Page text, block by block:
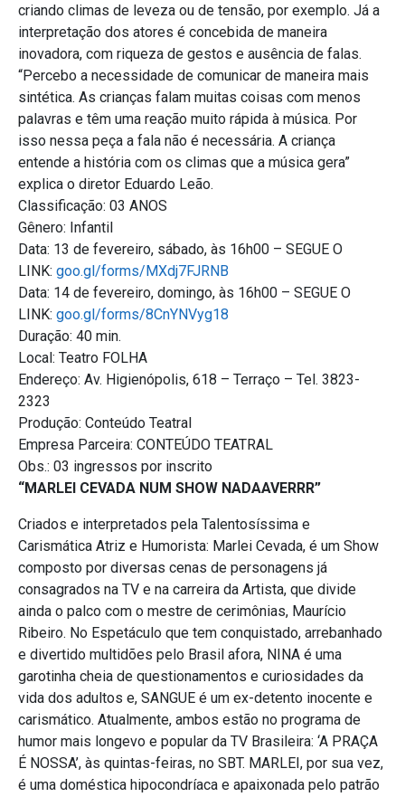
criando climas de leveza ou de tensão, por exemplo. Já a
interpretação dos atores é concebida de maneira
inovadora, com riqueza de gestos e ausência de falas.
“Percebo a necessidade de comunicar de maneira mais
sintética. As crianças falam muitas coisas com menos
palavras e têm uma reação muito rápida à música. Por
isso nessa peça a fala não é necessária. A criança
entende a história com os climas que a música gera”
explica o diretor Eduardo Leão.
Classificação: 03 ANOS
Gênero: Infantil
Data: 13 de fevereiro, sábado, às 16h00 – SEGUE O
LINK: goo.gl/forms/MXdj7FJRNB
Data: 14 de fevereiro, domingo, às 16h00 – SEGUE O
LINK: goo.gl/forms/8CnYNVyg18
Duração: 40 min.
Local: Teatro FOLHA
Endereço: Av. Higienópolis, 618 – Terraço – Tel. 3823-
2323
Produção: Conteúdo Teatral
Empresa Parceira: CONTEÚDO TEATRAL
Obs.: 03 ingressos por inscrito
“MARLEI CEVADA NUM SHOW NADAAVERRR”
Criados e interpretados pela Talentosíssima e
Carismática Atriz e Humorista: Marlei Cevada, é um Show
composto por diversas cenas de personagens já
consagrados na TV e na carreira da Artista, que divide
ainda o palco com o mestre de cerimônias, Maurício
Ribeiro. No Espetáculo que tem conquistado, arrebanhado
e divertido multidões pelo Brasil afora, NINA é uma
garotinha cheia de questionamentos e curiosidades da
vida dos adultos e, SANGUE é um ex-detento inocente e
carismático. Atualmente, ambos estão no programa de
humor mais longevo e popular da TV Brasileira: ‘A PRAÇA
É NOSSA’, às quintas-feiras, no SBT. MARLEI, por sua vez,
é uma doméstica hipocondríaca e apaixonada pelo patrão